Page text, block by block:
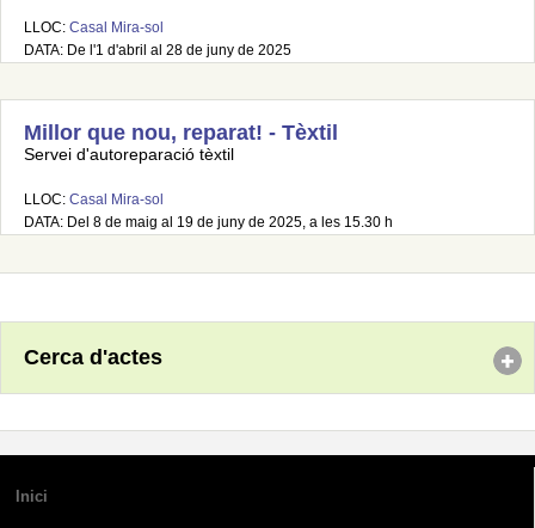
LLOC: Casal Mira-sol
DATA: De l'1 d'abril al 28 de juny de 2025
Millor que nou, reparat! - Tèxtil
Servei d'autoreparació tèxtil
LLOC: Casal Mira-sol
DATA: Del 8 de maig al 19 de juny de 2025, a les 15.30 h
Cerca d'actes
Inici